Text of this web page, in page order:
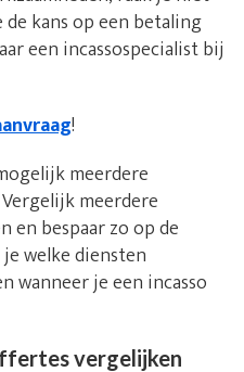
kans op een betaling
een incassospecialist bij
!
meerdere
meerdere
en bespaar zo op de
welke diensten
wanneer je een incasso
vergelijken